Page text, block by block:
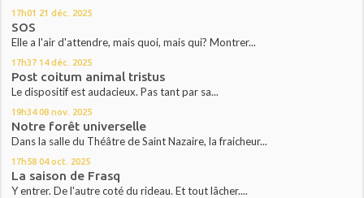
17h01 21 déc. 2025
SOS
Elle a l'air d'attendre, mais quoi, mais qui? Montrer...
17h37 14 déc. 2025
Post coitum animal tristus
Le dispositif est audacieux. Pas tant par sa...
19h34 08 nov. 2025
Notre forêt universelle
Dans la salle du Théâtre de Saint Nazaire, la fraicheur...
17h58 04 oct. 2025
La saison de Frasq
Y entrer. De l'autre coté du rideau. Et tout lâcher....